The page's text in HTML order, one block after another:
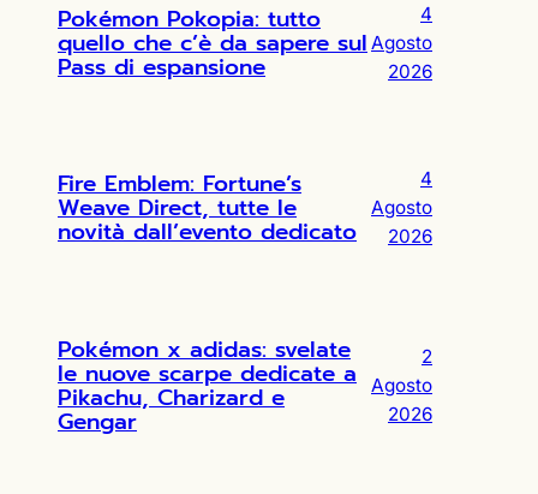
Pokémon Pokopia: tutto
quello che c’è da sapere sul
Pass di espansione
4
Agosto
2026
Fire Emblem: Fortune’s
Weave Direct, tutte le
novità dall’evento dedicato
4
Agosto
2026
Pokémon x adidas: svelate
le nuove scarpe dedicate a
Pikachu, Charizard e
Gengar
2
Agosto
2026